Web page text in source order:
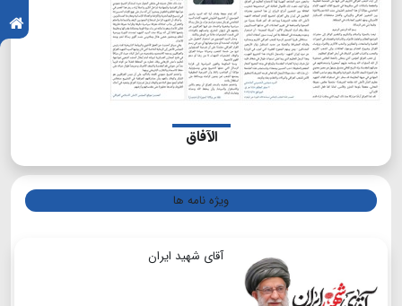
الآفاق
ویژه نامه ها
آقای شهید ایران